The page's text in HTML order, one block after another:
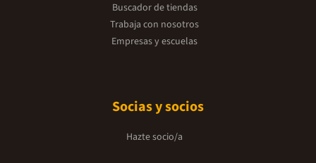
Buscador de tiendas
Trabaja con nosotros
Empresas y escuelas
Socias y socios
Hazte socio/a